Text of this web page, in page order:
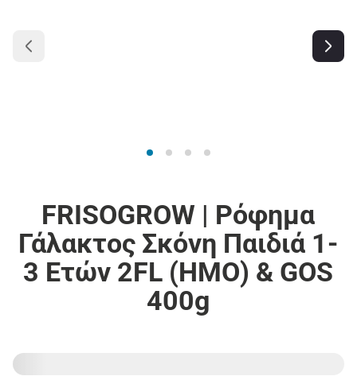
FRISOGROW | Ρόφημα
Γάλακτος Σκόνη Παιδιά 1-
3 Ετών 2FL (HMO) & GOS
400g